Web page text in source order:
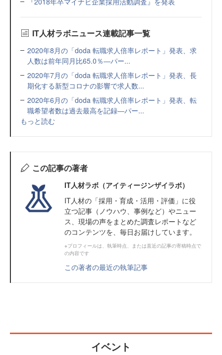
IT人材ラボニュース連載記事一覧
2020年8月の「doda 転職求人倍率レポート」発表、求
人数は前年同月比65.0％―パー...
2020年7月の「doda 転職求人倍率レポート」発表、長
期化する新型コロナの影響で求人数...
2020年6月の「doda 転職求人倍率レポート」発表、転
職希望者数は過去最高を記録―パー...
もっと読む
この記事の著者
IT人材ラボ（アイティージンザイラボ）
IT⼈材の「採⽤・育成・活⽤・評価」に役
⽴つ記事（ノウハウ、事例など）やニュー
ス、現場の声をまとめた調査レポートなど
のコンテンツを、毎日お届けしています。
※プロフィールは、執筆時点、または直近の記事の寄稿時点で
の内容です
この著者の最近の執筆記事
イベント